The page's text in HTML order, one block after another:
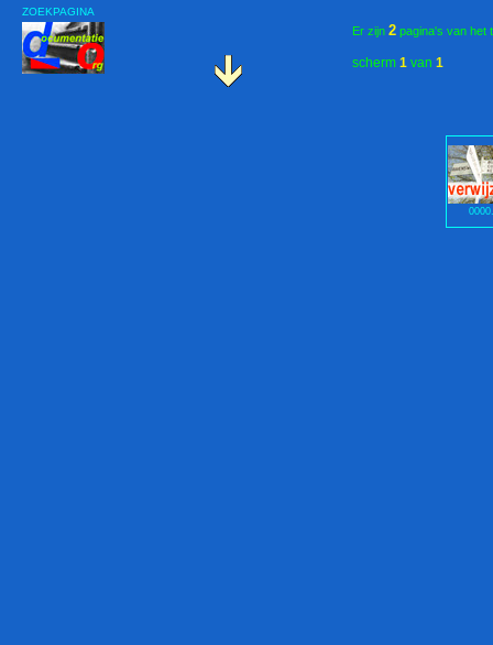
ZOEKPAGINA
Er zijn 2 pagina's van het
scherm 1 van 1